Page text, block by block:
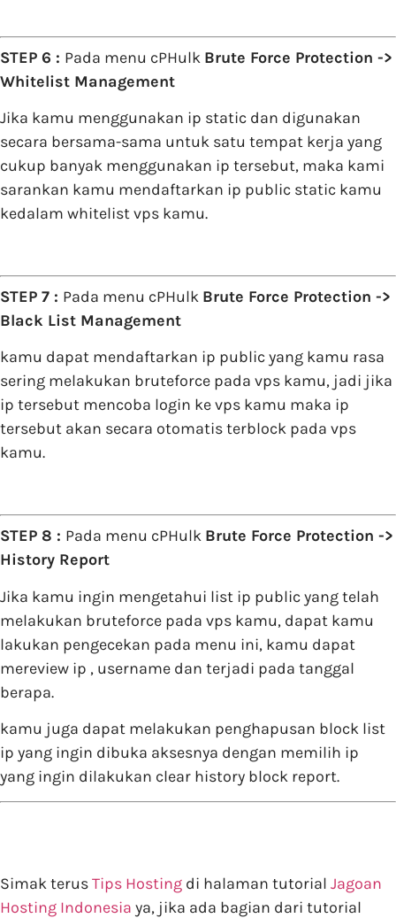
STEP 6 : Pada menu cPHulk Brute Force Protection ->
Whitelist Management
Jika kamu menggunakan ip static dan digunakan
secara bersama-sama untuk satu tempat kerja yang
cukup banyak menggunakan ip tersebut, maka kami
sarankan kamu mendaftarkan ip public static kamu
kedalam whitelist vps kamu.
STEP 7 : Pada menu cPHulk Brute Force Protection ->
Black List Management
kamu dapat mendaftarkan ip public yang kamu rasa
sering melakukan bruteforce pada vps kamu, jadi jika
ip tersebut mencoba login ke vps kamu maka ip
tersebut akan secara otomatis terblock pada vps
kamu.
STEP 8 : Pada menu cPHulk Brute Force Protection ->
History Report
Jika kamu ingin mengetahui list ip public yang telah
melakukan bruteforce pada vps kamu, dapat kamu
lakukan pengecekan pada menu ini, kamu dapat
mereview ip , username dan terjadi pada tanggal
berapa.
kamu juga dapat melakukan penghapusan block list
ip yang ingin dibuka aksesnya dengan memilih ip
yang ingin dilakukan clear history block report.
Simak terusTips Hosting di halaman tutorial Jagoan
Hosting Indonesia ya, jika ada bagian dari tutorial